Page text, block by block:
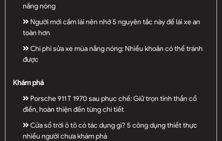
nắng nóng
Người mới cầm lái nên nhớ 5 nguyên tắc này để lái xe an
toàn hơn
Chi phí sửa xe mùa nắng nóng: Nhiều khoản có thể tránh
được
Khám phá
Porsche 911 T 1970 sau phục chế: Giữ trọn tinh thần cổ
điển, hoàn thiện đến từng chi tiết
Cửa sổ trời ô tô có tác dụng gì? 5 công dụng thiết thực
nhiều người chưa khám phá